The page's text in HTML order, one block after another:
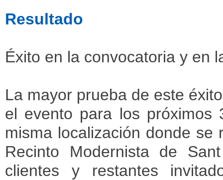
Resultado
Éxito en la convocatoria y en
La mayor prueba de este
el evento para los próximos
misma localización donde
Recinto Modernista de
clientes y restantes